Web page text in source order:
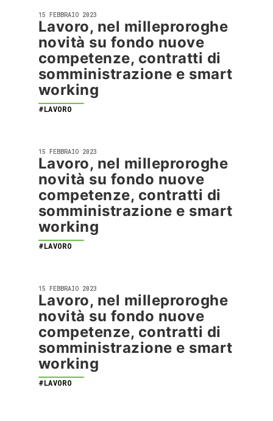
15 FEBBRAIO 2023
Lavoro, nel milleproroghe
novità su fondo nuove
competenze, contratti di
somministrazione e smart
working
#LAVORO
15 FEBBRAIO 2023
Lavoro, nel milleproroghe
novità su fondo nuove
competenze, contratti di
somministrazione e smart
working
#LAVORO
15 FEBBRAIO 2023
Lavoro, nel milleproroghe
novità su fondo nuove
competenze, contratti di
somministrazione e smart
working
#LAVORO